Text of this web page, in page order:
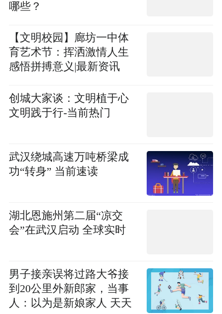
哪些？
【文明校园】廊坊一中体
育艺术节：挥洒激情人生
感悟拼搏意义|最新资讯
创城大家谈：文明植于心
文明践于行-当前热门
武汉绕城高速万吨桥梁成
功“转身” 当前速读
湖北恩施州第二届“凉交
会”在武汉启动 全球实时
男子接亲误将过路大爷接
到20公里外新郎家，当事
人：以为是新娘家人 天天